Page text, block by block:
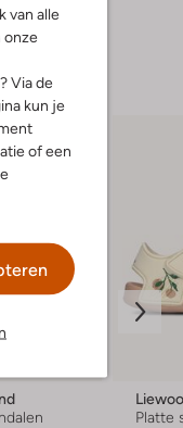
van alle
onze
Via de
kun je
of een
Platte